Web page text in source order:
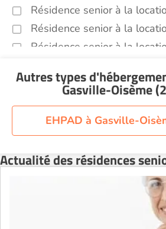
Résidence senior à la
Résidence senior à la
Résidence senior à la
Résidence senior à la
Résidence senior à la
Résidence senior à la
Résidence senior à la
Résidence senior à la
Résidence senior à la
Résidence senior à la
Autres types
Gasville-Oisème
EHPAD à Gasville-
Actualité des résidences